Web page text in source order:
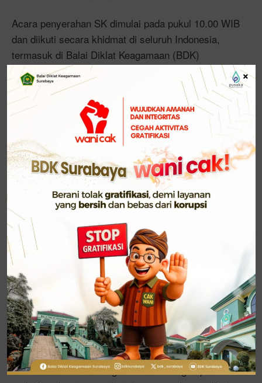
Acara penyerahan SK dimulai pada pukul 10.00 WIB
dan diikuti secara khidmat di seluruh Indonesia,
termasuk di Balai Diklat Keagamaan (BDK)
Surabaya, tempat tujuh CPNS terpilih menjalani
momen awal mereka sebagai bagian dari ASN
Kementerian Agama. Hadir secara daring
membersamai prosesi ini, Kasubbag Tata Usaha
BDK Surabaya, Dr. H. Muslimin, M.M., yang
memberikan semangat dan dukungan kepada para
CPNS.
Dalam arahannya, Prof. Suyitno menyampaikan
pesan mendalam kepada seluruh CPNS. Ia
menekankan pentingnya kesungguhan dalam
menjalani tugas, semangat untuk terus belajar, serta
kemampuan untuk cepat beradaptasi dengan
lingkungan kerja. “Bekerjalah dengan hati, dan
berikan kontribusi terbaik di manapun kalian
berada,” ujarnya dalam sambutannya.
Meskipun dilakukan secara daring, prosesi
penyerahan SK CPNS berlangsung khidmat dan
tertib. Para CPNS mengikuti acara dengan penuh
×